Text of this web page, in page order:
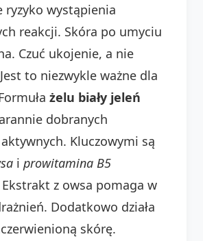
ryzyko wystąpienia
reakcji. Skóra po umyciu
Czuć ukojenie, a nie
to niezwykle ważne dla
żelu biały jeleń
dobranych
Kluczowymi są
i prowitamina B5
z owsa pomaga w
Dodatkowo działa
skórę.